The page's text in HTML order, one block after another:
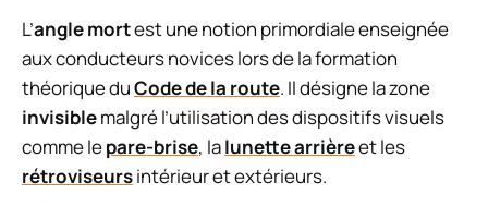
L’angle mortest une notion primordiale enseignée
aux conducteurs novices lors de la formation
théorique duCode de la route. Il désigne la zone
invisiblemalgré l’utilisation des dispositifs visuels
comme lepare-brise, lalunette arrièreet les
rétroviseursintérieur et extérieurs.